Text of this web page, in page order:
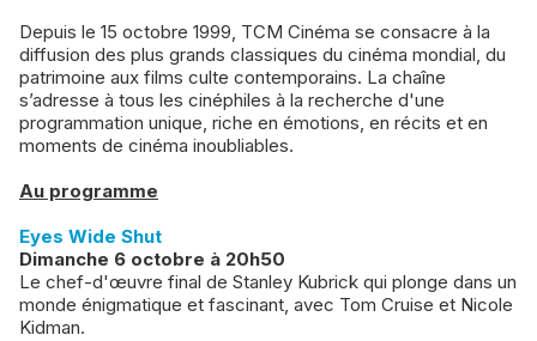
Depuis le 15 octobre 1999, TCM Cinéma se consacre à la
diffusion des plus grands classiques du cinéma mondial, du
patrimoine aux films culte contemporains. La chaîne
s’adresse à tous les cinéphiles à la recherche d'une
programmation unique, riche en émotions, en récits et en
moments de cinéma inoubliables.
Au programme
Eyes Wide Shut
Dimanche 6 octobre à 20h50
Le chef-d'œuvre final de Stanley Kubrick qui plonge dans un
monde énigmatique et fascinant, avec Tom Cruise et Nicole
Kidman.